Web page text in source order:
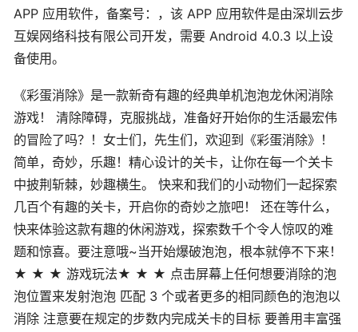
APP 应用软件，备案号：，该 APP 应用软件是由深圳云步
互娱网络科技有限公司开发，需要 Android 4.0.3 以上设
备使用。
《彩蛋消除》是一款新奇有趣的经典单机泡泡龙休闲消除
游戏！ 清除障碍，克服挑战，准备好开始你的生活最宏伟
的冒险了吗？！女士们，先生们，欢迎到《彩蛋消除》！
简单，奇妙，乐趣！精心设计的关卡，让你在每一个关卡
中披荆斩棘，妙趣横生。 快来和我们的小动物们一起探索
几百个有趣的关卡，开启你的奇妙之旅吧！ 还在等什么，
快来体验这款有趣的休闲游戏，探索数千个令人惊叹的难
题和惊喜。要注意哦~当开始爆破泡泡，根本就停不下来！
★ ★ ★ 游戏玩法★ ★ ★ 点击屏幕上任何想要消除的泡
泡位置来发射泡泡 匹配 3 个或者更多的相同颜色的泡泡以
消除 注意要在规定的步数内完成关卡的目标 要善用丰富强